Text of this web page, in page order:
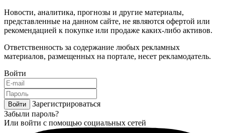
Новости, аналитика, прогнозы и другие материалы,
представленные на данном сайте, не являются офертой или
рекомендацией к покупке или продаже каких-либо активов.
Ответственность за содержание любых рекламных
материалов, размещенных на портале, несет рекламодатель.
Войти
Войти
Зарегистрироваться
Забыли пароль?
Или войти с помощью социальных сетей